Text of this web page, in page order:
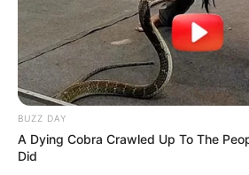
BUZZ DAY
A Dying Cobra Crawled Up To The
Did